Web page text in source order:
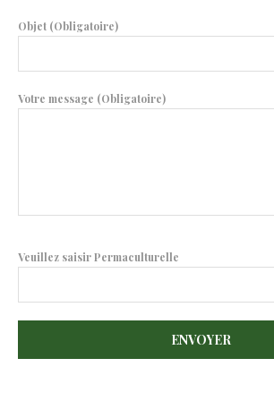
Objet (Obligatoire)
Votre message (Obligatoire)
Veuillez saisir Permaculturelle